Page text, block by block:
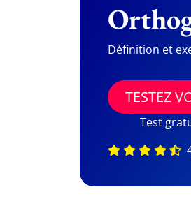
Définition et
TESTEZ
Test